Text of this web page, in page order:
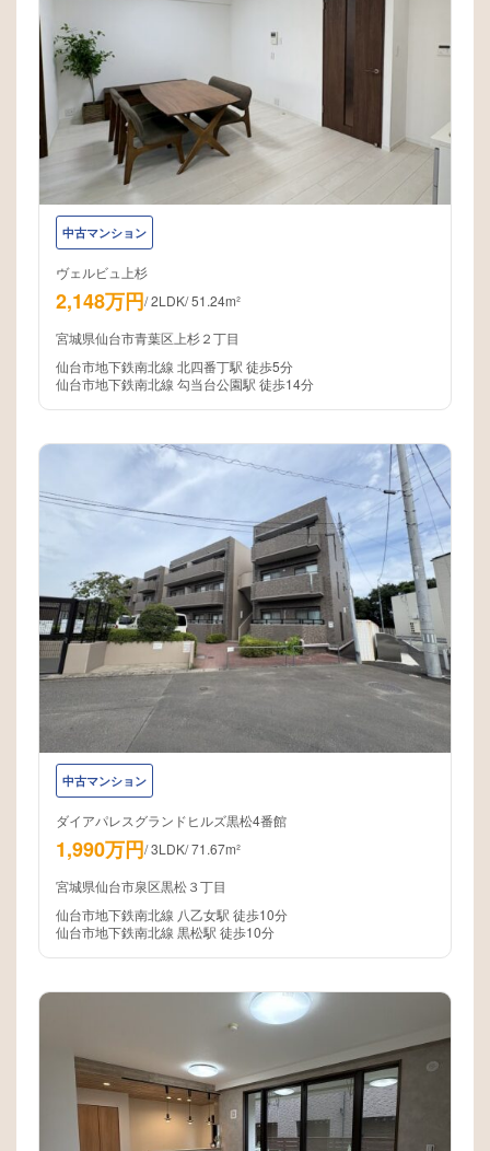
中古マンション
ヴェルビュ上杉
2,148万円/2LDK/51.24m²
宮城県仙台市青葉区上杉２丁目
仙台市地下鉄南北線 北四番丁駅 徒歩5分
仙台市地下鉄南北線 勾当台公園駅 徒歩14分
中古マンション
ダイアパレスグランドヒルズ黒松4番館
1,990万円/3LDK/71.67m²
宮城県仙台市泉区黒松３丁目
仙台市地下鉄南北線 八乙女駅 徒歩10分
仙台市地下鉄南北線 黒松駅 徒歩10分